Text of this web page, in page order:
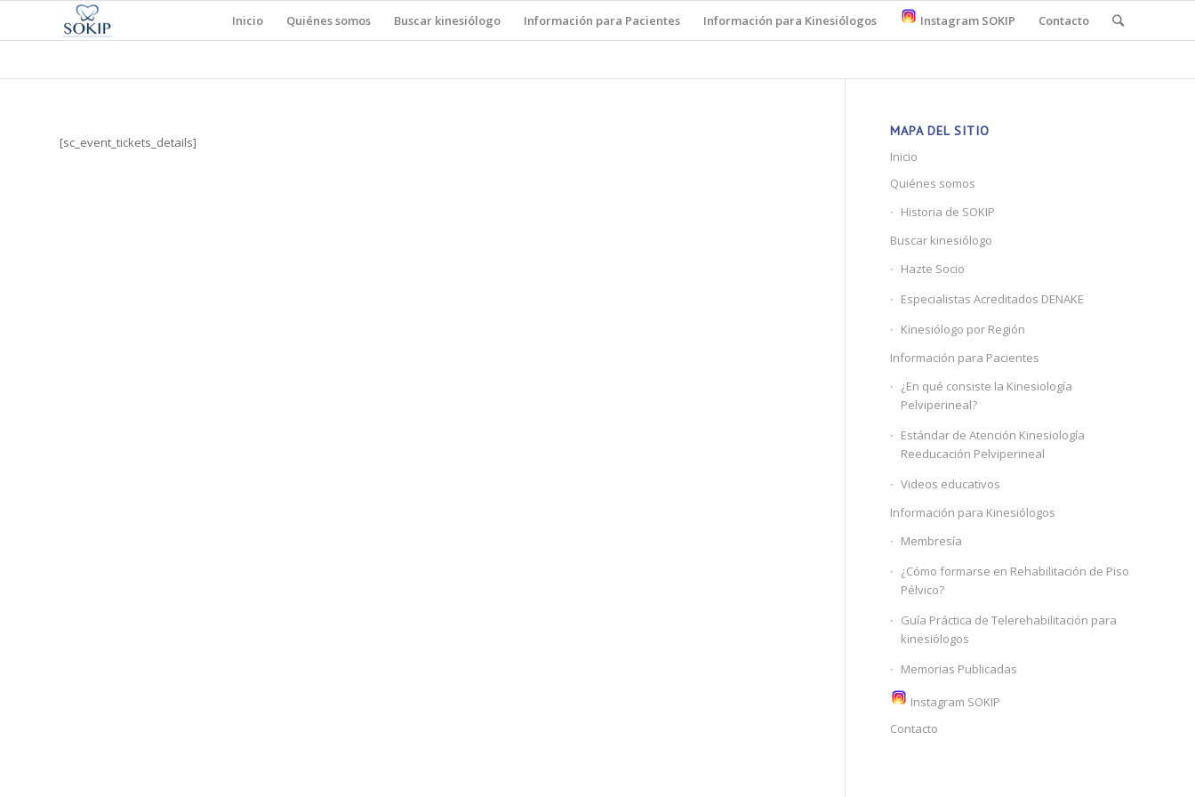
Inicio Quiénes somos Buscar kinesiólogo Información para Pacientes Información para Kinesiólogos Instagram SOKIP Contacto
[sc_event_tickets_details]
MAPA DEL SITIO
Inicio
Quiénes somos
Historia de SOKIP
Buscar kinesiólogo
Hazte Socio
Especialistas Acreditados DENAKE
Kinesiólogo por Región
Información para Pacientes
¿En qué consiste la Kinesiología
Pelviperineal?
Estándar de Atención Kinesiología
Reeducación Pelviperineal
Videos educativos
Información para Kinesiólogos
Membresía
¿Cómo formarse en Rehabilitación de Piso
Pélvico?
Guía Práctica de Telerehabilitación para
kinesiólogos
Memorias Publicadas
Instagram SOKIP
Contacto